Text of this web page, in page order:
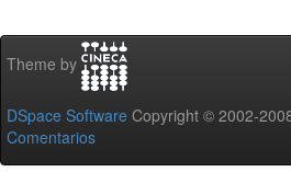
Theme by
DSpace Software Copyright © 2002-
Comentarios